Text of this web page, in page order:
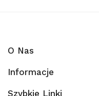
O Nas
Informacje
Szybkie Linki